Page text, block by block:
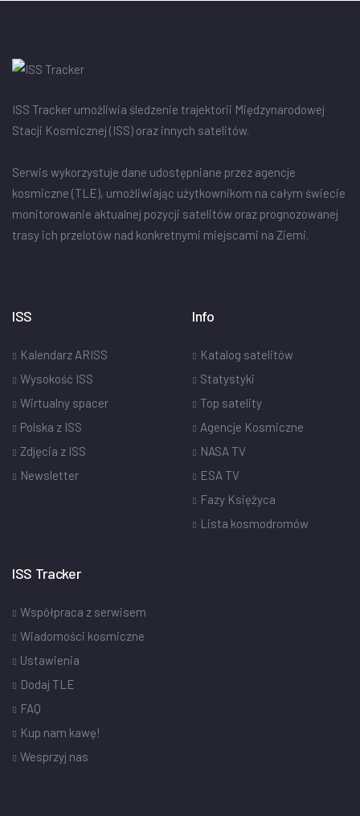
ISS Tracker umożliwia śledzenie trajektorii Międzynarodowej
Stacji Kosmicznej (ISS) oraz innych satelitów.
Serwis wykorzystuje dane udostępniane przez agencje
kosmiczne (TLE), umożliwiając użytkownikom na całym świecie
monitorowanie aktualnej pozycji satelitów oraz prognozowanej
trasy ich przelotów nad konkretnymi miejscami na Ziemi.
ISS
Kalendarz ARISS
Wysokość ISS
Wirtualny spacer
Polska z ISS
Zdjęcia z ISS
Newsletter
Info
Katalog satelitów
Statystyki
Top satelity
Agencje Kosmiczne
NASA TV
ESA TV
Fazy Księżyca
Lista kosmodromów
ISS Tracker
Współpraca z serwisem
Wiadomości kosmiczne
Ustawienia
Dodaj TLE
FAQ
Kup nam kawę!
Wesprzyj nas